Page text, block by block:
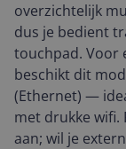
overzichtelijk
dus je bedient
touchpad. Voor
beschikt dit
(Ethernet) —
met drukke wifi.
aan; wil je